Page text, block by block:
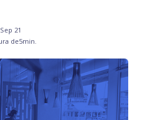
Sep 21
de5min.